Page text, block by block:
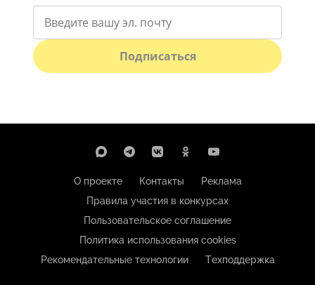
Подписаться
О проекте Контакты
Реклама
Правила участия в конкурсах
Пользовательское соглашение
Политика использования cookies
Рекомендательные технологии
Техподдержка